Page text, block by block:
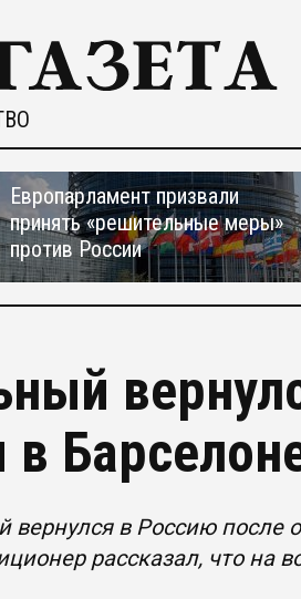
Европарламент призвали
принять «решительные меры»
против России
в
в Россию после
рассказал, что на